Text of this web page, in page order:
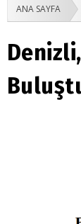
ANA SAYFA